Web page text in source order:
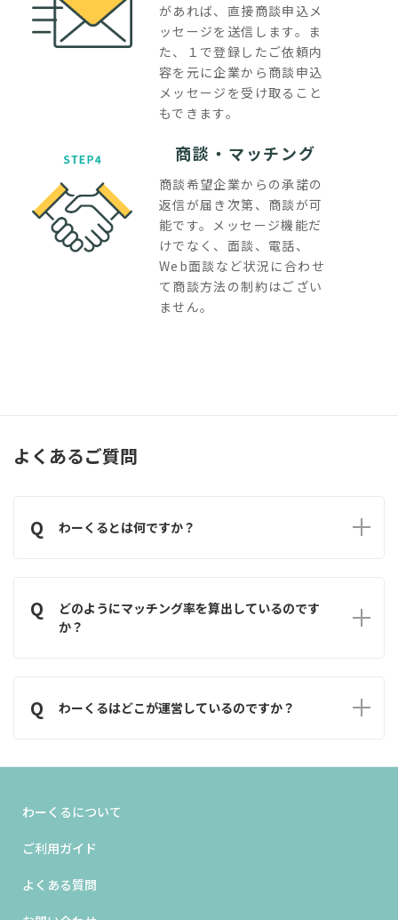
があれば、直接商談申込メ
ッセージを送信します。ま
た、１で登録したご依頼内
容を元に企業から商談申込
メッセージを受け取ること
もできます。
商談・マッチング
商談希望企業からの承諾の
返信が届き次第、商談が可
能です。メッセージ機能だ
けでなく、面談、電話、
Web面談など状況に合わせ
て商談方法の制約はござい
ません。
よくあるご質問
Q わーくるとは何ですか？
双方の希望条件を基にマッチング率を算出することでご自身に合
った相手を見つけることをサポートします。
Q
どのようにマッチング率を算出しているのです
か？
変えたりすることはありません。
Q わーくるはどこが運営しているのですか？
わーくるについて
ご利用ガイド
よくある質問